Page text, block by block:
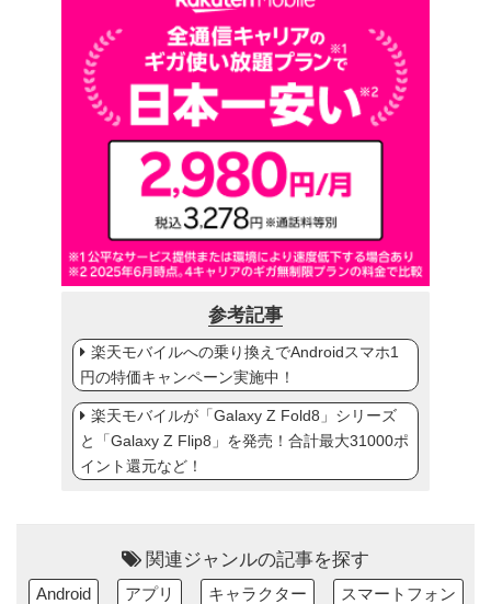
参考記事
楽天モバイルへの乗り換えでAndroidスマホ1
円の特価キャンペーン実施中！
楽天モバイルが「Galaxy Z Fold8」シリーズ
と「Galaxy Z Flip8」を発売！合計最大31000ポ
イント還元など！
関連ジャンルの記事を探す
Android アプリ キャラクター スマートフォン